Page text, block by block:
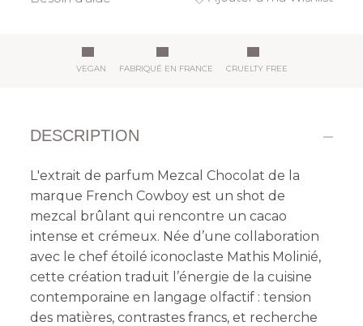
VEGAN FABRIQUÉ EN FRANCE CRUELTY FREE
DESCRIPTION
L'extrait de parfum Mezcal Chocolat de la
marque French Cowboy est un shot de
mezcal brûlant qui rencontre un cacao
intense et crémeux. Née d’une collaboration
avec le chef étoilé iconoclaste Mathis Molinié,
cette création traduit l’énergie de la cuisine
contemporaine en langage olfactif : tension
des matières, contrastes francs, et recherche